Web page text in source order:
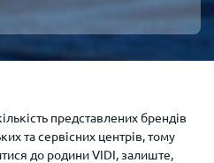
представлених брендів
та сервісних центрів, тому
до родини VIDI, залиште,